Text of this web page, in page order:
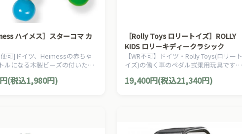
ハイメス］スターコマ カ
可]ドイツ、Heimessの赤ちゃ
ルになる木製ビーズの付いたコ
(税込1,980円)
［Rolly Toys ロリートイズ］ROLLY
KIDS ロリーキディークラシック
【WR不可】ドイツ・Rolly Toys(ロリート
イズ)の働く車のペダル式乗用玩具です。
19,400円(税込21,340円)